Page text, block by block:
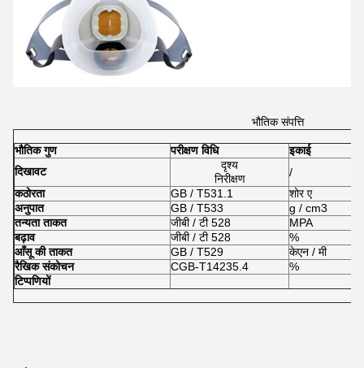
भौतिक संपत्ति
भौतिक गुण परीक्षण विधि
इकाई
दिखावट
दृश्य
निरीक्षण
/
कठोरता
GB / T531.1
शोर ए
अनुपात
GB / T533
g / cm3
तन्यता ताकत
जीबी / टी 528
MPA
बढ़ाव
जीबी / टी 528
%
आँसू की ताकत
GB / T529
केएन / मी
रैखिक संकोचन
CGB-T14235.4
%
टिप्पणियों